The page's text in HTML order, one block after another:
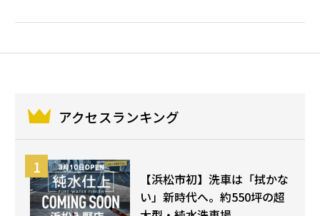
アクセスランキング
【浜松市初】洗車は「拭かな
い」新時代へ。約550坪の超